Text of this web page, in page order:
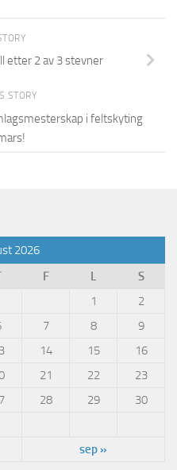
etter 2 av 3 stevner
STORY
i feltskyting
2026
F L
S
1
2
7 8
9
14 15
16
21 22
23
28 29
30
sep »